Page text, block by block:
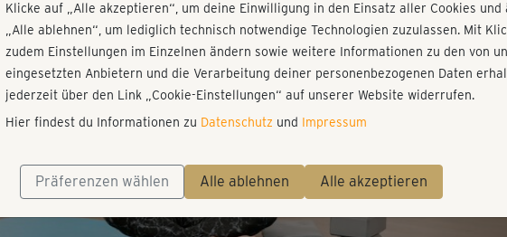
Play
Video
Klicke auf „Alle akzeptieren“, um deine Einwilligung in den Einsatz aller Cookies
„Alle ablehnen“, um lediglich technisch notwendige Technologien zuzulassen. Mit
zudem Einstellungen im Einzelnen ändern sowie weitere Informationen zu den von
eingesetzten Anbietern und die Verarbeitung deiner personenbezogenen Daten
jederzeit über den Link „Cookie-Einstellungen“ auf unserer Website widerrufen.
Hier findest du Informationen zu Datenschutz und Impressum
Präferenzen wählen Alle ablehnen Alle akzeptieren